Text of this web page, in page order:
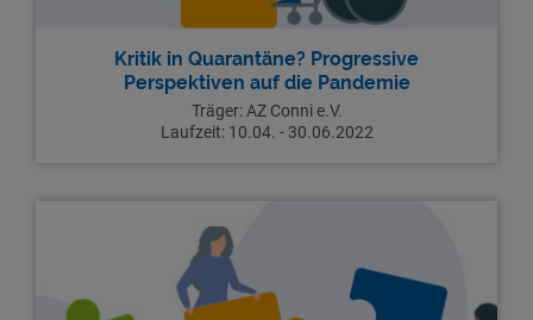
Kritik in Quarantäne? Progressive
Perspektiven auf die Pandemie
Träger:AZ Conni e.V.
Laufzeit: 10.04. - 30.06.2022